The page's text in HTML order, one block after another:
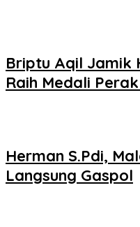
Briptu Aqil Jamik
Raih Medali
Herman S.Pdi,
Langsung Gaspol